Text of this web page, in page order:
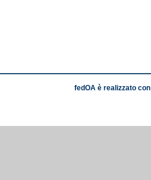
fedOA è realizzato con